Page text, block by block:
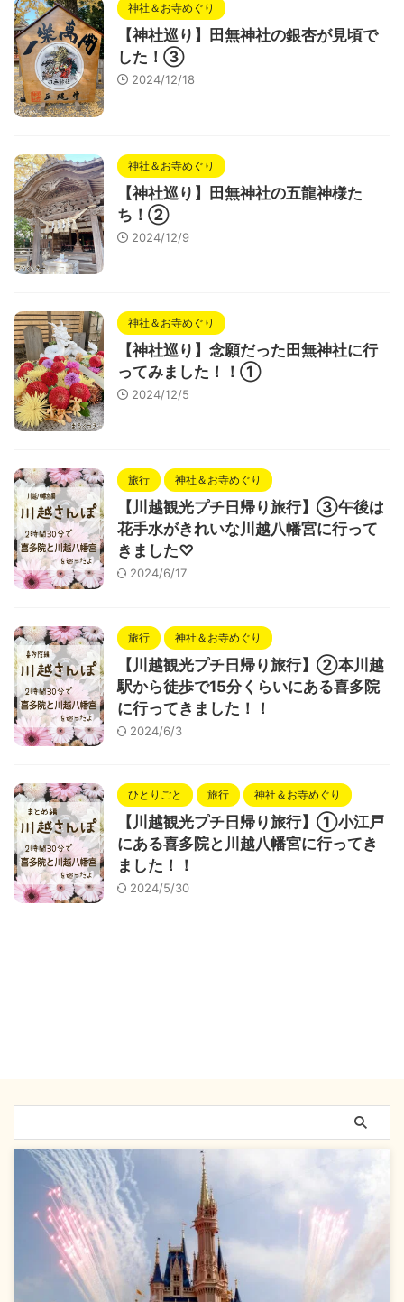
神社＆お寺めぐり
【神社巡り】田無神社の銀杏が見頃で
した！③
2024/12/18
神社＆お寺めぐり
【神社巡り】田無神社の五龍神様た
ち！②
2024/12/9
神社＆お寺めぐり
【神社巡り】念願だった田無神社に行
ってみました！！①
2024/12/5
旅行 神社＆お寺めぐり
【川越観光プチ日帰り旅行】③午後は
花手水がきれいな川越八幡宮に行って
きました♡
2024/6/17
旅行 神社＆お寺めぐり
【川越観光プチ日帰り旅行】②本川越
駅から徒歩で15分くらいにある喜多院
に行ってきました！！
2024/6/3
ひとりごと 旅行 神社＆お寺めぐり
【川越観光プチ日帰り旅行】①小江戸
にある喜多院と川越八幡宮に行ってき
ました！！
2024/5/30